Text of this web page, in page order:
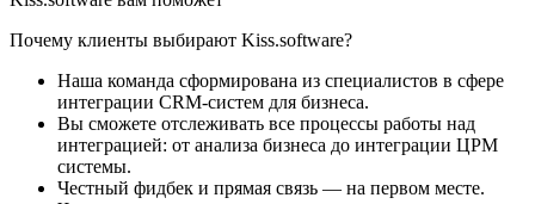
Почему клиенты выбирают Kiss.software?
Наша команда сформирована из специалистов в сфере
интеграции CRM-систем для бизнеса.
Вы сможете отслеживать все процессы работы над
интеграцией: от анализа бизнеса до интеграции ЦРМ
системы.
Честный фидбек и прямая связь — на первом месте.